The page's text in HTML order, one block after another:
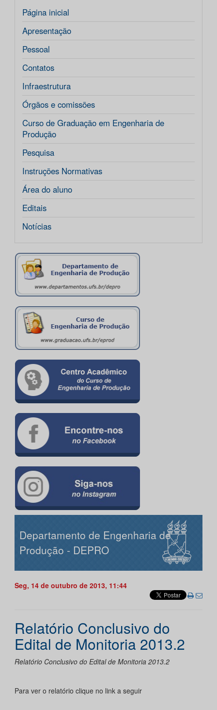
Página inicial
Apresentação
Pessoal
Contatos
Infraestrutura
Órgãos e comissões
Curso de Graduação em Engenharia de
Produção
Pesquisa
Instruções Normativas
Área do aluno
Editais
Notícias
Departamento de Engenharia de
Produção - DEPRO
Seg, 14 de outubro de 2013, 11:44
Relatório Conclusivo do
Edital de Monitoria 2013.2
Relatório Conclusivo do Edital de Monitoria 2013.2
Para ver o relatório clique no link a seguir